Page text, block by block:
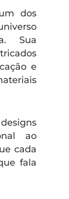
dos
Sua
e
ao
cada
fala